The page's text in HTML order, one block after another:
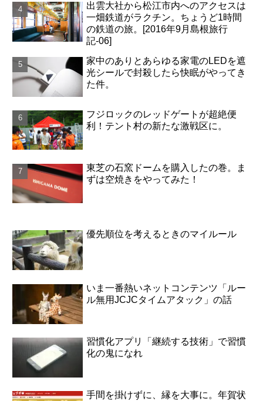
出雲大社から松江市内へのアクセスは
一畑鉄道がラクチン。ちょうど1時間
の鉄道の旅。[2016年9月島根旅行
記-06]
家中のありとあらゆる家電のLEDを遮
光シールで封殺したら快眠がやってき
た件。
フジロックのレッドゲートが超絶便
利！テント村の新たな激戦区に。
東芝の石窯ドームを購入したの巻。ま
ずは空焼きをやってみた！
優先順位を考えるときのマイルール
いま一番熱いネットコンテンツ「ルー
ル無用JCJCタイムアタック」の話
習慣化アプリ「継続する技術」で習慣
化の鬼になれ
手間を掛けずに、縁を大事に。年賀状